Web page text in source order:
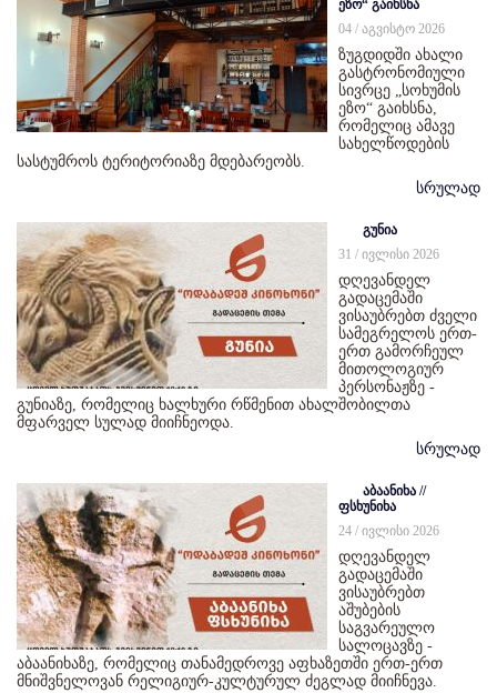
ეზო“ გაიხსნა
04 / აგვისტო 2026
ზუგდიდში ახალი
გასტრონომიული
სივრცე „სოხუმის
ეზო“ გაიხსნა,
რომელიც ამავე
სახელწოდების
სასტუმროს ტერიტორიაზე მდებარეობს.
სრულად
გუნია
31 / ივლისი 2026
დღევანდელ
გადაცემაში
ვისაუბრებთ ძველი
სამეგრელოს ერთ-
ერთ გამორჩეულ
მითოლოგიურ
პერსონაჟზე -
გუნიაზე, რომელიც ხალხური რწმენით ახალშობილთა
მფარველ სულად მიიჩნეოდა.
სრულად
აბაანიხა //
ფსხუნიხა
24 / ივლისი 2026
დღევანდელ
გადაცემაში
ვისაუბრებთ
აშუბების
საგვარეულო
სალოცავზე -
აბაანიხაზე, რომელიც თანამედროვე აფხაზეთში ერთ-ერთ
მნიშვნელოვან რელიგიურ-კულტურულ ძეგლად მიიჩნევა.